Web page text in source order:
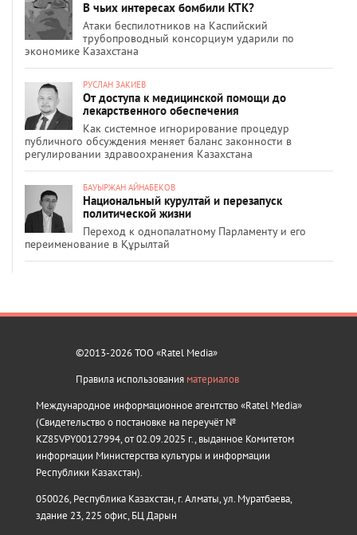
В чьих интересах бомбили КТК?
Атаки беспилотников на Каспийский
трубопроводный консорциум ударили по
экономике Казахстана
РУСЛАН ЗАКИЕВ
От доступа к медицинской помощи до
лекарственного обеспечения
Как системное игнорирование процедур
публичного обсуждения меняет баланс законности в
регулировании здравоохранения Казахстана
БАУЫРЖАН АЙНАБЕКОВ
Национальный курултай и перезапуск
политической жизни
Переход к однопалатному Парламенту и его
переименование в Құрылтай
©2013-2026 ТОО «Ratel Media»
Правила использования материалов
Международное информационное агентство «Ratel Media»
(Свидетельство о постановке на переучёт №
KZ85VPY00127994, от 02.09.2025 г., выданное Комитетом
информации Министерства культуры и информации
Республики Казахстан).
050026, Республика Казахстан, г. Алматы, ул. Муратбаева,
здание 23, 225 офис, БЦ Дарын